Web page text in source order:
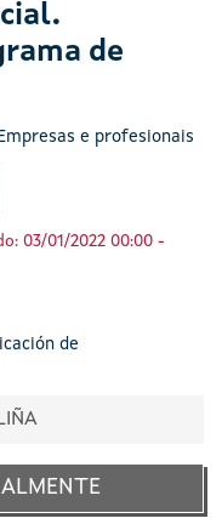
de
Empresas e profesionais
03/01/2022 00:00 -
de